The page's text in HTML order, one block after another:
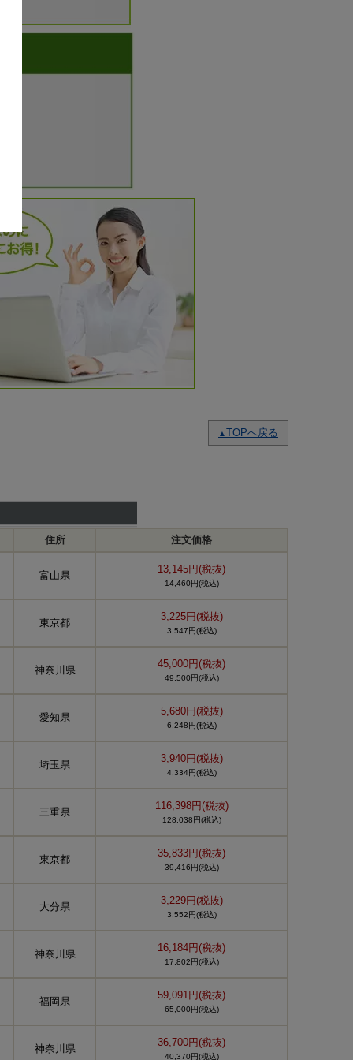
▲TOPへ戻る
住所 注文価格
富山県
13,145円(税抜)
14,460円(税込)
東京都
3,225円(税抜)
3,547円(税込)
神奈川県
45,000円(税抜)
49,500円(税込)
愛知県
5,680円(税抜)
6,248円(税込)
埼玉県
3,940円(税抜)
4,334円(税込)
三重県
116,398円(税抜)
128,038円(税込)
東京都
35,833円(税抜)
39,416円(税込)
大分県
3,229円(税抜)
3,552円(税込)
神奈川県
16,184円(税抜)
17,802円(税込)
福岡県
59,091円(税抜)
65,000円(税込)
神奈川県
36,700円(税抜)
40,370円(税込)